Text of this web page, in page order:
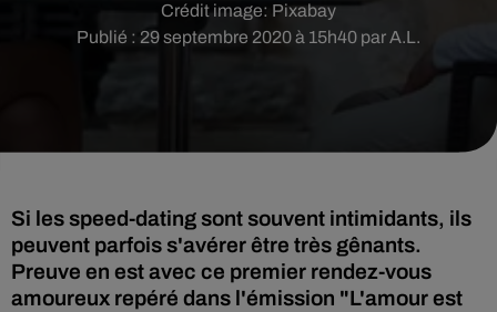
Publié : 29 septembre 2020 à 15h40 par A.L.
Crédit image: Pixabay
Si les speed-dating sont souvent intimidants, ils
peuvent parfois s'avérer être très gênants.
Preuve en est avec ce premier rendez-vous
amoureux repéré dans l'émission "L'amour est